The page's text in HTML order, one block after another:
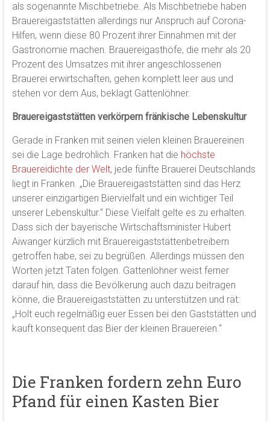
als sogenannte Mischbetriebe. Als Mischbetriebe haben
Brauereigaststätten allerdings nur Anspruch auf Corona-
Hilfen, wenn diese 80 Prozent ihrer Einnahmen mit der
Gastronomie machen. Brauereigasthöfe, die mehr als 20
Prozent des Umsatzes mit ihrer angeschlossenen
Brauerei erwirtschaften, gehen komplett leer aus und
stehen vor dem Aus, beklagt Gattenlöhner.
Brauereigaststätten verkörpern fränkische Lebenskultur
Gerade in Franken mit seinen vielen kleinen Brauereinen
sei die Lage bedrohlich. Franken hat die höchste
Brauereidichte der Welt, jede fünfte Brauerei Deutschlands
liegt in Franken. „Die Brauereigaststätten sind das Herz
unserer einzigartigen Biervielfalt und ein wichtiger Teil
unserer Lebenskultur.“ Diese Vielfalt gelte es zu erhalten.
Dass sich der bayerische Wirtschaftsminister Hubert
Aiwanger kürzlich mit Brauereigaststättenbetreibern
getroffen habe, sei zu begrüßen. Allerdings müssen den
Worten jetzt Taten folgen. Gattenlöhner weist ferner
darauf hin, dass die Bevölkerung auch dazu beitragen
könne, die Brauereigaststätten zu unterstützen und rät:
„Holt euch regelmäßig euer Essen bei den Gaststätten und
kauft konsequent das Bier der kleinen Brauereien.“
Die Franken fordern zehn Euro
Pfand für einen Kasten Bier